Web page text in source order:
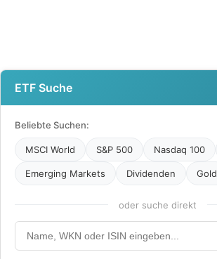
ETF Suche
Beliebte Suchen:
MSCI World S&P 500 Nasdaq 100
Emerging Markets Dividenden Gold
oder suche direkt